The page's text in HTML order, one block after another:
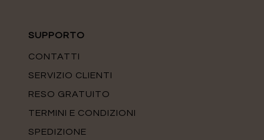
SUPPORTO
CONTATTI
SERVIZIO CLIENTI
RESO GRATUITO
TERMINI E CONDIZIONI
SPEDIZIONE